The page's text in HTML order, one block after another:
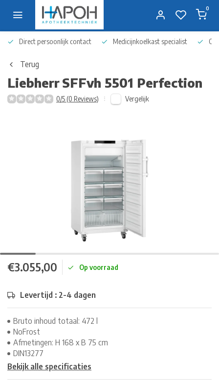
0
Direct persoonlijk contact Medicijnkoelkast specialist Op
Terug
LiebherrSFFvh 5501 Perfection
0/5 (0 Reviews) Vergelijk
€3.055,00 Op voorraad
Levertijd : 2-4 dagen
Bruto inhoud totaal: 472 l
NoFrost
Afmetingen: H 168 x B 75 cm
DIN13277
Bekijk alle specificaties